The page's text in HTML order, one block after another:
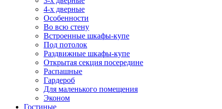
4-х дверные
Особенности
Во всю стену
Встроенные шкафы-купе
Под потолок
Раздвижные шкафы-купе
Открытая секция посередине
Распашные
Гардероб
Для маленького помещения
Эконом
Гостиные